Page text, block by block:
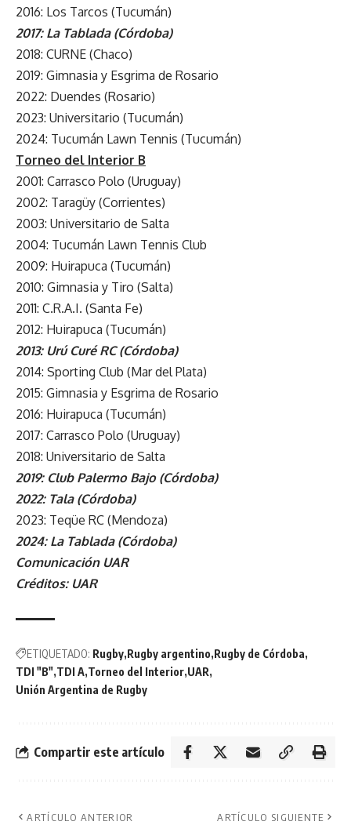
2016: Los Tarcos (Tucumán)
2017: La Tablada (Córdoba)
2018: CURNE (Chaco)
2019: Gimnasia y Esgrima de Rosario
2022: Duendes (Rosario)
2023: Universitario (Tucumán)
2024: Tucumán Lawn Tennis (Tucumán)
Torneo del Interior B
2001: Carrasco Polo (Uruguay)
2002: Taragüy (Corrientes)
2003: Universitario de Salta
2004: Tucumán Lawn Tennis Club
2009: Huirapuca (Tucumán)
2010: Gimnasia y Tiro (Salta)
2011: C.R.A.I. (Santa Fe)
2012: Huirapuca (Tucumán)
2013: Urú Curé RC (Córdoba)
2014: Sporting Club (Mar del Plata)
2015: Gimnasia y Esgrima de Rosario
2016: Huirapuca (Tucumán)
2017: Carrasco Polo (Uruguay)
2018: Universitario de Salta
2019: Club Palermo Bajo (Córdoba)
2022: Tala (Córdoba)
2023: Teqüe RC (Mendoza)
2024: La Tablada (Córdoba)
Comunicación UAR
Créditos: UAR
ETIQUETADO: Rugby Rugby argentino Rugby de Córdoba
TDI "B" TDI A Torneo del Interior UAR
Unión Argentina de Rugby
Compartir este artículo
ARTÍCULO ANTERIOR ARTÍCULO SIGUIENTE